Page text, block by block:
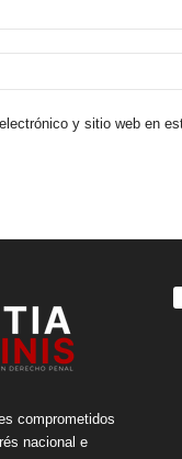
y sitio web en
comprometidos
nacional e